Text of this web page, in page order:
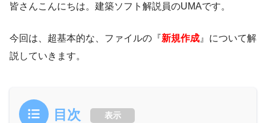
皆さんこんにちは。建築ソフト解説員のUMAです。
今回は、超基本的な、ファイルの『新規作成 』について解
説していきます。
目次 表示